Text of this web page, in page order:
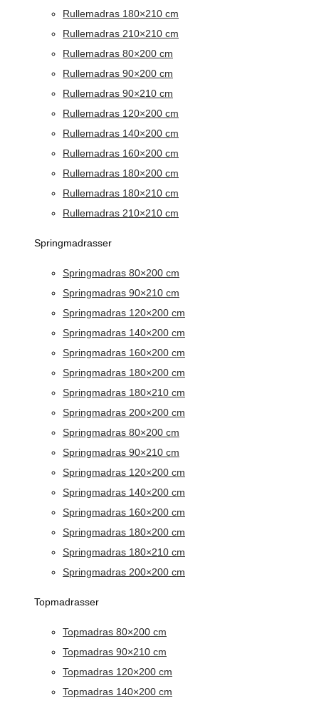
Rullemadras 180×210 cm
Rullemadras 210×210 cm
Rullemadras 80×200 cm
Rullemadras 90×200 cm
Rullemadras 90×210 cm
Rullemadras 120×200 cm
Rullemadras 140×200 cm
Rullemadras 160×200 cm
Rullemadras 180×200 cm
Rullemadras 180×210 cm
Rullemadras 210×210 cm
Springmadrasser
Springmadras 80×200 cm
Springmadras 90×210 cm
Springmadras 120×200 cm
Springmadras 140×200 cm
Springmadras 160×200 cm
Springmadras 180×200 cm
Springmadras 180×210 cm
Springmadras 200×200 cm
Springmadras 80×200 cm
Springmadras 90×210 cm
Springmadras 120×200 cm
Springmadras 140×200 cm
Springmadras 160×200 cm
Springmadras 180×200 cm
Springmadras 180×210 cm
Springmadras 200×200 cm
Topmadrasser
Topmadras 80×200 cm
Topmadras 90×210 cm
Topmadras 120×200 cm
Topmadras 140×200 cm